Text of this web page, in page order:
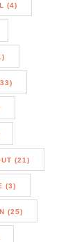
(4)
(21)
(3)
(25)